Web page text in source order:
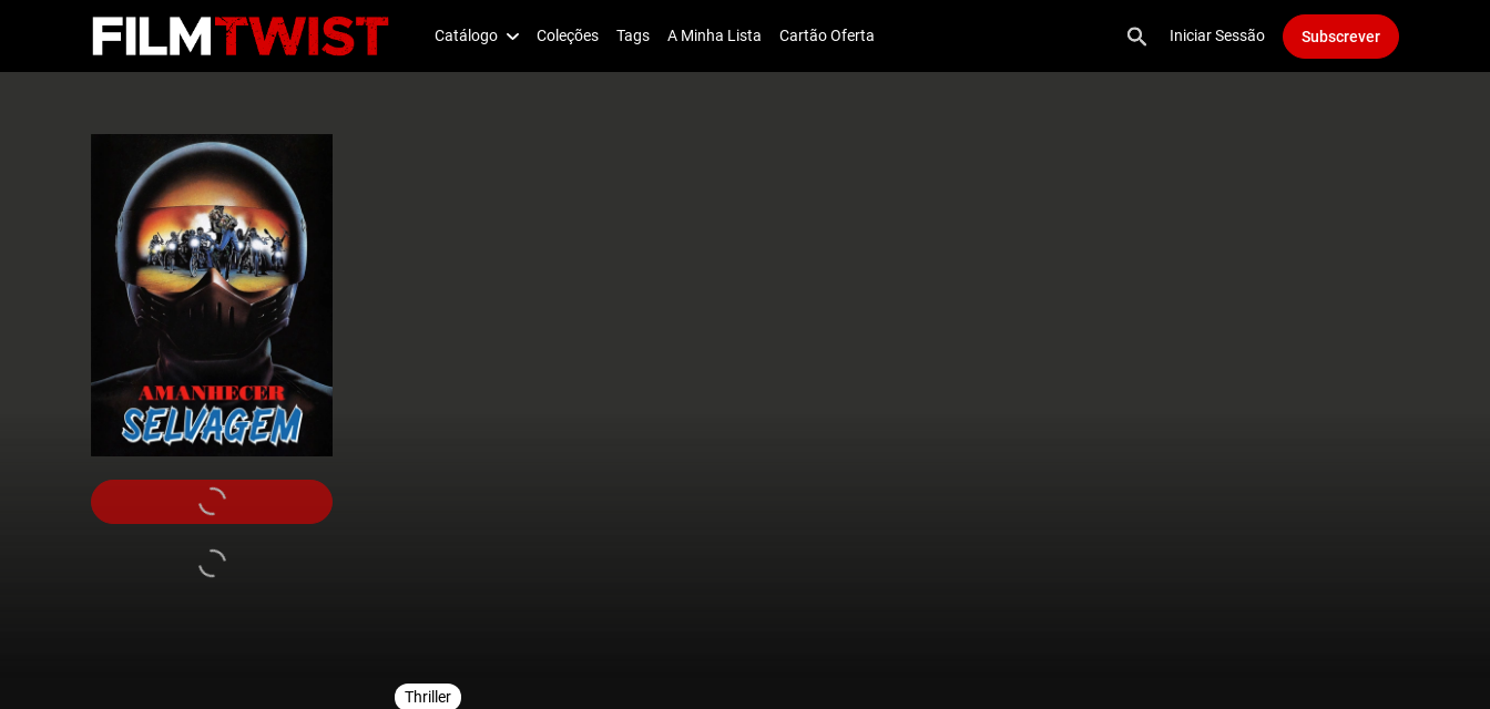
Catálogo Coleções Tags A Minha Lista Cartão Oferta Iniciar Sessão Subscrever
Thriller